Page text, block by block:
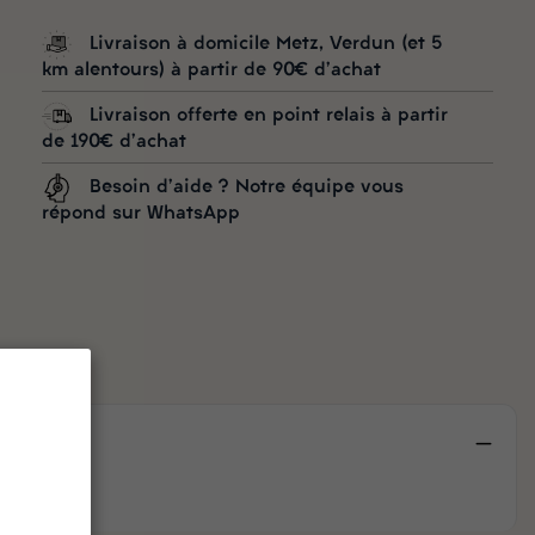
Livraison à domicile Metz, Verdun (et 5
km alentours) à partir de 90€ d'achat
Livraison offerte en point relais à partir
de 190€ d'achat
Besoin d'aide ? Notre équipe vous
répond sur WhatsApp